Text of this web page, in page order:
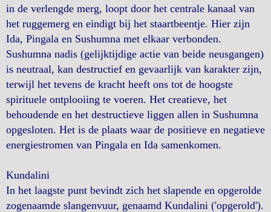
in de verlengde merg, loopt door het centrale kanaal van
het ruggemerg en eindigt bij het staartbeentje. Hier zijn
Ida, Pingala en Sushumna met elkaar verbonden.
Sushumna nadis (gelijktijdige actie van beide neusgangen)
is neutraal, kan destructief en gevaarlijk van karakter zijn,
terwijl het tevens de kracht heeft ons tot de hoogste
spirituele ontplooiing te voeren. Het creatieve, het
behoudende en het destructieve liggen allen in Sushumna
opgesloten. Het is de plaats waar de positieve en negatieve
energiestromen van Pingala en Ida samenkomen.
Kundalini
In het laagste punt bevindt zich het slapende en opgerolde
zogenaamde slangenvuur, genaamd Kundalini ('opgerold').